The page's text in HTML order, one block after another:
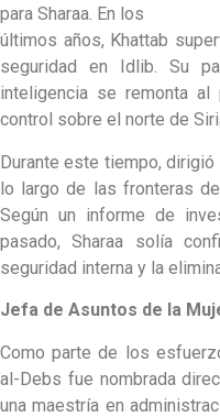
para Sharaa. En los
últimos años, Khattab
seguridad en Idlib. Su
inteligencia se remonta
control sobre el norte de
Durante este tiempo,
lo largo de las fronteras
Según un informe de
pasado, Sharaa solía
seguridad interna y la
Jefa de Asuntos de la
Como parte de los
al-Debs fue nombrada
una maestría en